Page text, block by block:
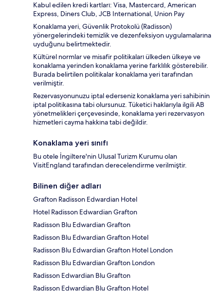
Kabul edilen kredi kartları: Visa, Mastercard, American
Express, Diners Club, JCB International, Union Pay
Konaklama yeri, Güvenlik Protokolü (Radisson)
yönergelerindeki temizlik ve dezenfeksiyon uygulamalarına
uyduğunu belirtmektedir.
Kültürel normlar ve misafir politikaları ülkeden ülkeye ve
konaklama yerinden konaklama yerine farklılık gösterebilir.
Burada belirtilen politikalar konaklama yeri tarafından
verilmiştir.
Rezervasyonunuzu iptal ederseniz konaklama yeri sahibinin
iptal politikasına tabi olursunuz. Tüketici haklarıyla ilgili AB
yönetmelikleri çerçevesinde, konaklama yeri rezervasyon
hizmetleri cayma hakkına tabi değildir.
Konaklama yeri sınıfı
Bu otele İngiltere'nin Ulusal Turizm Kurumu olan
VisitEngland tarafından derecelendirme verilmiştir.
Bilinen diğer adları
Grafton Radisson Edwardian Hotel
Hotel Radisson Edwardian Grafton
Radisson Blu Edwardian Grafton
Radisson Blu Edwardian Grafton Hotel
Radisson Blu Edwardian Grafton Hotel London
Radisson Blu Edwardian Grafton London
Radisson Edwardian Blu Grafton
Radisson Edwardian Blu Grafton Hotel